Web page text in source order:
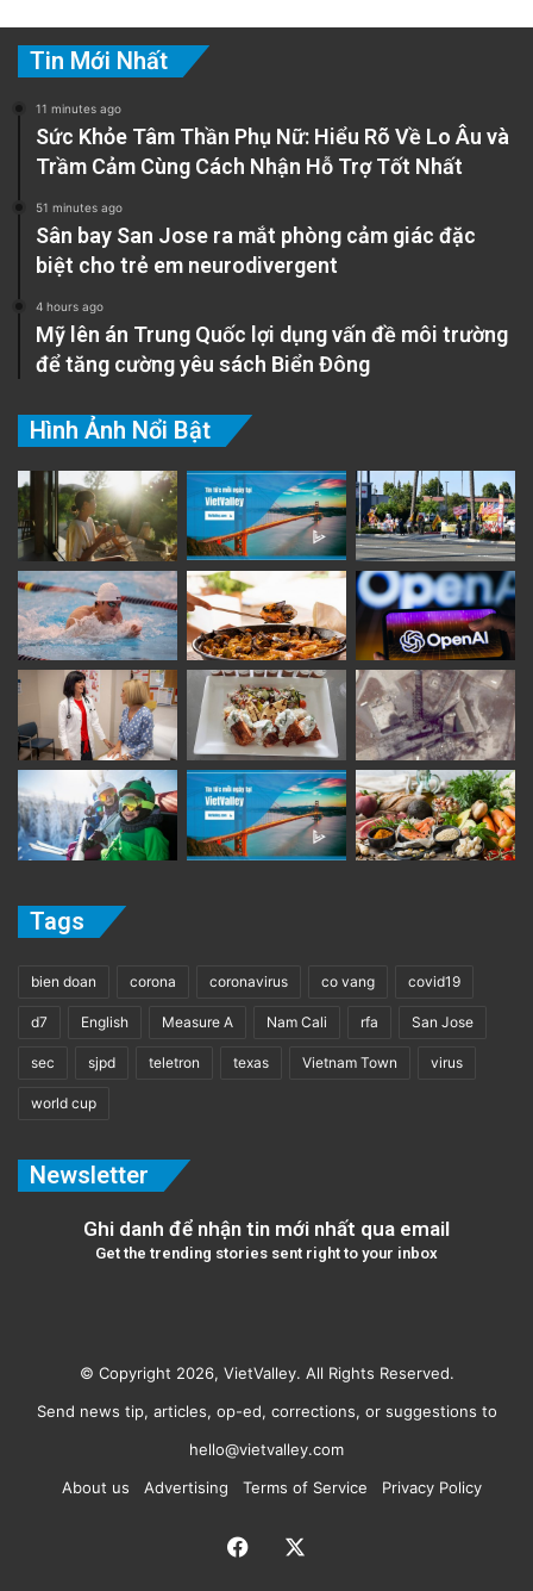
Tin Mới Nhất
11 minutes ago
Sức Khỏe Tâm Thần Phụ Nữ: Hiểu Rõ Về Lo Âu và
Trầm Cảm Cùng Cách Nhận Hỗ Trợ Tốt Nhất
51 minutes ago
Sân bay San Jose ra mắt phòng cảm giác đặc
biệt cho trẻ em neurodivergent
4 hours ago
Mỹ lên án Trung Quốc lợi dụng vấn đề môi trường
để tăng cường yêu sách Biển Đông
Hình Ảnh Nổi Bật
Tags
bien doan corona coronavirus co vang covid19
d7 English Measure A Nam Cali rfa San Jose
sec sjpd teletron texas Vietnam Town virus
world cup
Newsletter
Ghi danh để nhận tin mới nhất qua email
Get the trending stories sent right to your inbox
© Copyright 2026, VietValley. All Rights Reserved.
Send news tip, articles, op-ed, corrections, or suggestions to
hello@vietvalley.com
About us
Advertising Terms of Service Privacy Policy
Facebook